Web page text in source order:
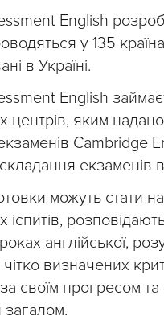
English
у 135
в Україні.
English
центрів, яким
Сambridge
екзаменів
можуть стати
англійської,
визначених
своїм прогресом
загалом.